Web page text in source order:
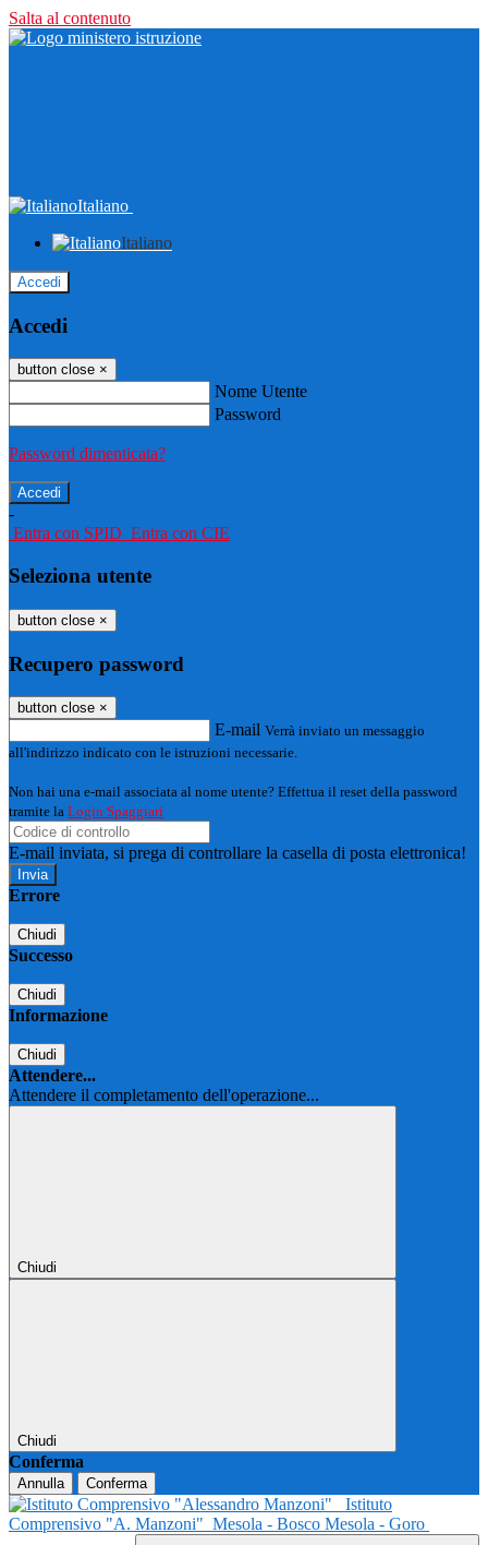
Salta al contenuto
Italiano
Italiano
Accedi
Accedi
button close ×
Nome Utente
Password
Password dimenticata?
-
Entra con SPID Entra con CIE
Seleziona utente
button close ×
Recupero password
button close ×
E-mail Verrà inviato un messaggio
all'indirizzo indicato con le istruzioni necessarie.
Non hai una e-mail associata al nome utente? Effettua il reset della password
tramite la Login Spaggiari
E-mail inviata, si prega di controllare la casella di posta elettronica!
Errore
Chiudi
Successo
Chiudi
Informazione
Chiudi
Attendere...
Attendere il completamento dell'operazione...
Chiudi
Chiudi
Conferma
Annulla Conferma
Istituto
Comprensivo "A. Manzoni" Mesola - Bosco Mesola - Goro